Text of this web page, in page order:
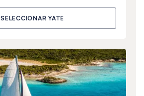
SELECCIONAR YATE